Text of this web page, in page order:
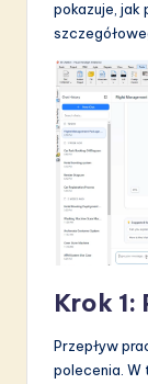
pokazuje, jak
Krok
Przepływ
polecenia. W